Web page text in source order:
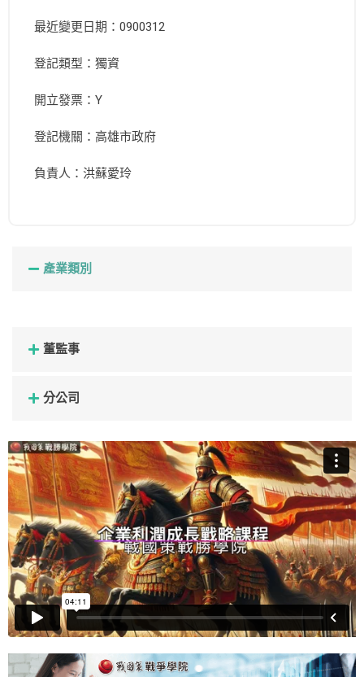
最近變更日期：0900312
登記類型：獨資
開立發票：Y
登記機關：高雄市政府
負責人：洪蘇愛玲
產業類別
董監事
分公司